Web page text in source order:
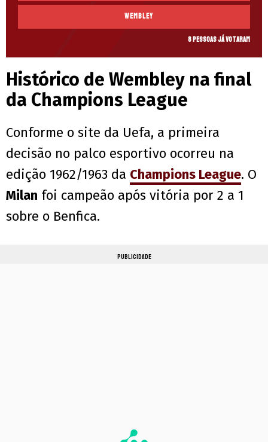
Wembley
8 pessoas já votaram
Histórico de Wembley na final
da Champions League
Conforme o site da Uefa, a primeira
decisão no palco esportivo ocorreu na
edição 1962/1963 da Champions League. O
Milan foi campeão após vitória por 2 a 1
sobre o Benfica.
PUBLICIDADE